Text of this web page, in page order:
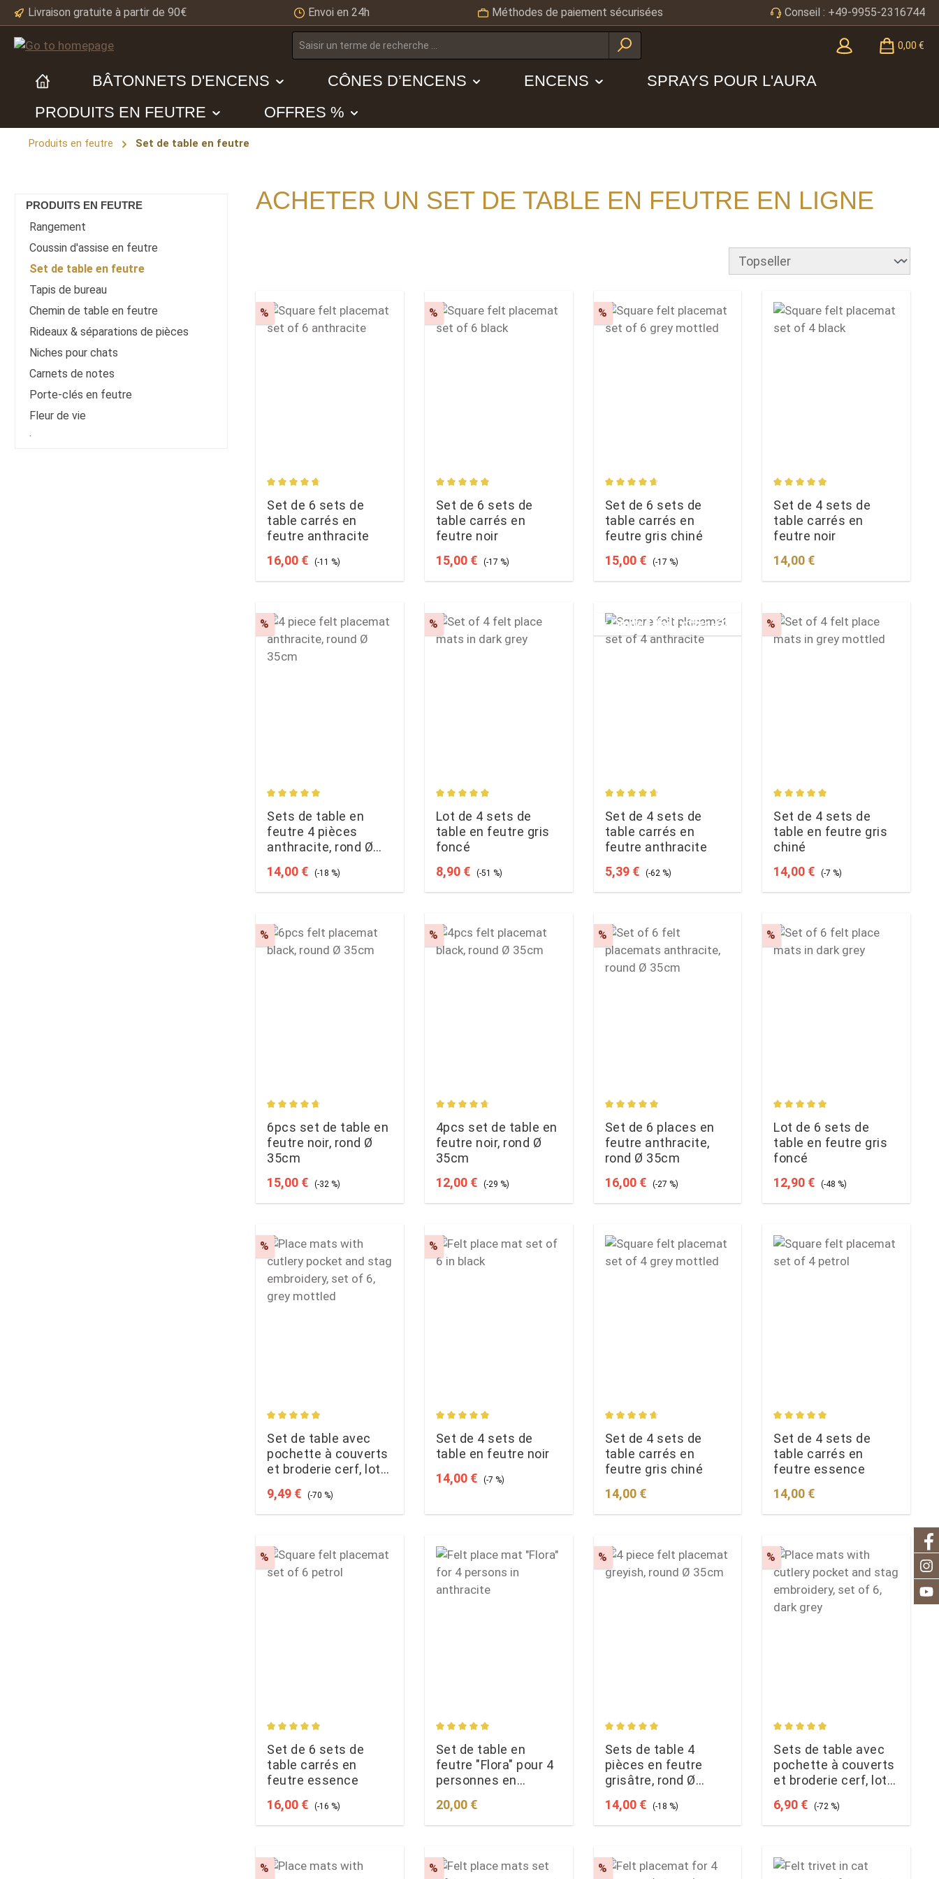
to main content
Skip to search
Skip to main navigation
Livraison gratuite à partir de 90€ Envoi en 24h Méthodes de paiement sécurisées Conseil : +49-9955-2316744
0,00 €
BÂTONNETS D'ENCENS CÔNES D’ENCENS ENCENS
SPRAYS POUR L'AURA
PRODUITS EN FEUTRE
OFFRES %
Produits en feutre Set de table en feutre
PRODUITS EN FEUTRE
Rangement
Coussin d'assise en feutre
Set de table en feutre
Tapis de bureau
Chemin de table en feutre
Rideaux & séparations de pièces
Niches pour chats
Carnets de notes
Porte-clés en feutre
Fleur de vie
·
ACHETER UN SET DE TABLE EN FEUTRE EN LIGNE
% Discount
Average rating of 4.7 out of 5 stars
Set de 6 sets de
table carrés en
feutre anthracite
Sale price:
16,00 € Regular price:
(-11 %)
%Discount
Average rating of 4.96 out of 5 stars
Set de 6 sets de
table carrés en
feutre noir
Sale price:
15,00 € Regular price:
(-17 %)
%Discount
Average rating of 4.74 out of 5 stars
Set de 6 sets de
table carrés en
feutre gris chiné
Sale price:
15,00 € Regular price:
(-17 %)
Average rating of 4.96 out of
Set de 4 sets de
table carrés en
feutre noir
Regular price:
14,00 €
% Discount
Average rating of 5 out of 5 stars
Sets de table en
feutre 4 pièces
anthracite, rond Ø
Sale price:
14,00 € Regular price:
(-18 %)
%Discount
Average rating of 4.88 out of 5 stars
Lot de 4 sets de
table en feutre gris
foncé
Sale price:
8,90 € Regular price:
(-51 %)
★ Limited daily offer -62%
Average rating of 4.7 out of 5 stars
Set de 4 sets de
table carrés en
feutre anthracite
Sale price:
5,39 € Regular price:
(-62 %)
% Discount
Average rating of 4.88 out of
Set de 4 sets de
table en feutre gris
chiné
Sale price:
14,00 € Regular price:
(-7 %)
% Discount
Average rating of 4.67 out of 5 stars
6pcs set de table en
feutre noir, rond Ø
35cm
Sale price:
15,00 € Regular price:
(-32 %)
%Discount
Average rating of 4.67 out of 5 stars
4pcs set de table en
feutre noir, rond Ø
35cm
Sale price:
12,00 € Regular price:
(-29 %)
%Discount
Average rating of 5 out of 5 stars
Set de 6 places en
feutre anthracite,
rond Ø 35cm
Sale price:
16,00 € Regular price:
(-27 %)
% Discount
Average rating of 4.88 out of
Lot de 6 sets de
table en feutre gris
foncé
Sale price:
12,90 € Regular price:
(-48 %)
% Discount
Average rating of 4.92 out of 5 stars
Set de table avec
pochette à couverts
et broderie cerf, lot
Sale price:
9,49 € Regular price:
(-70 %)
%Discount
Average rating of 4.91 out of 5 stars
Set de 4 sets de
table en feutre noir
Sale price:
14,00 € Regular price:
(-7 %)
Average rating of 4.74 out of 5 stars
Set de 4 sets de
table carrés en
feutre gris chiné
Regular price:
14,00 €
Average rating of 5 out of 5
Set de 4 sets de
table carrés en
feutre essence
Regular price:
14,00 €
% Discount
Average rating of 5 out of 5 stars
Set de 6 sets de
table carrés en
feutre essence
Sale price:
16,00 € Regular price:
(-16 %)
Average rating of 5 out of 5 stars
Set de table en
feutre "Flora" pour 4
personnes en
Regular price:
20,00 €
%Discount
Average rating of 5 out of 5 stars
Sets de table 4
pièces en feutre
grisâtre, rond Ø
Sale price:
14,00 € Regular price:
(-18 %)
% Discount
Average rating of 4.92 out of
Sets de table avec
pochette à couverts
et broderie cerf, lot
Sale price:
6,90 € Regular price:
(-72 %)
% Discount %Discount %Discount